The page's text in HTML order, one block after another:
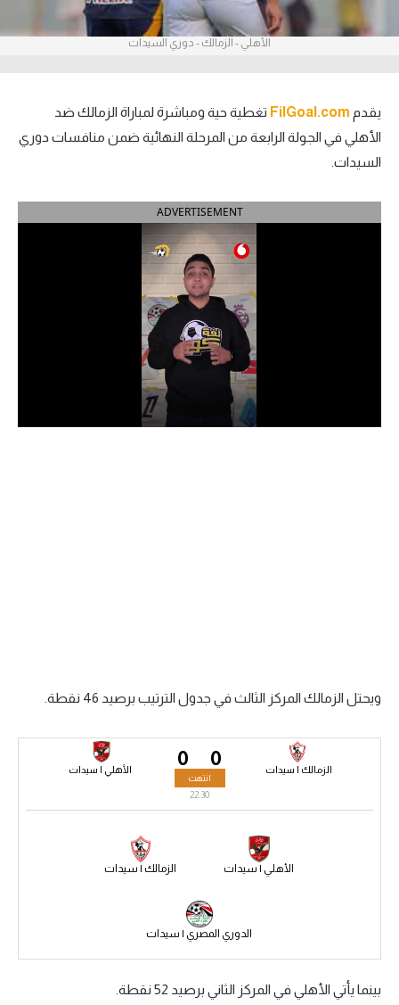
بطولات
الدوري الإنجليزي الممتاز
الدوري الإسباني
الدوري السعودي للمحترفين
الدوري الإنجليزي
الأهلي - الزمالك - دوري السيدات
يقدم FilGoal.com تغطية حية ومباشرة لمباراة الزمالك ضد
الأهلي في الجولة الرابعة من المرحلة النهائية ضمن منافسات دوري
السيدات.
ADVERTISEMENT
ويحتل الزمالك المركز الثالث في جدول الترتيب برصيد 46 نقطة.
0 الزمالك | سيدات 0 الأهلي | سيدات
انتهت
22:30
الأهلي | سيدات الزمالك | سيدات
الدوري المصري | سيدات
بينما يأتي الأهلي في المركز الثاني برصيد 52 نقطة.